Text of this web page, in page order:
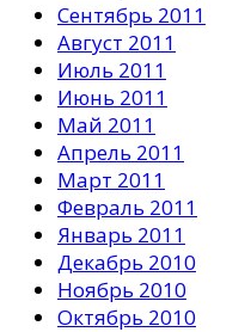
Сентябрь 2011
Август 2011
Июль 2011
Июнь 2011
Май 2011
Апрель 2011
Март 2011
Февраль 2011
Январь 2011
Декабрь 2010
Ноябрь 2010
Октябрь 2010